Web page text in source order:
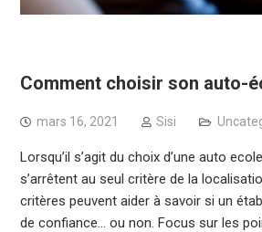
Comment choisir son auto-
mars 16, 2021 Sisi
Lorsqu’il s’agit du choix d’une auto
s’arrêtent au seul critère de la
critères peuvent aider à savoir si un
de confiance… ou non. Focus sur les